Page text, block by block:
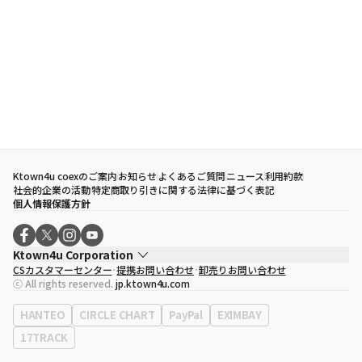
Ktown4u coexのご案内お知らせよくあるご質問ニュース利用約款
社会的企業の活動特定商取り引きに関する法律に基づく表記
個人情報保護方針
Ktown4u Corporation
代表取締役
ソン・ヒョミン
事業者登録番号120-87-71116
eContext
0120-23-7523
事務所住所
ソウル特別市江南区永東大路513、3階(三成洞、coex)
CSカスタマーセンター 提携お問い合わせ 卸売りお問い合わせ
ⓒ All rights reserved. jp.ktown4u.com
HANTEO CIRCLE CHART PayPal
EXIMBAY
17TRACK